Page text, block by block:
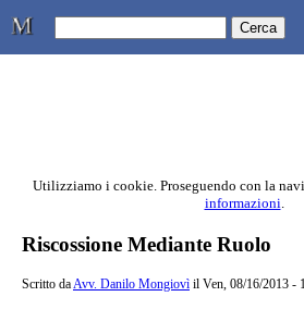
Studio Legale
Contenuto principale
Utilizziamo i cookie. Proseguendo con la
informazioni.
Riscossione Mediante Ruolo
Scritto daAvv. Danilo Mongiovì il Ven, 08/16/2013 -